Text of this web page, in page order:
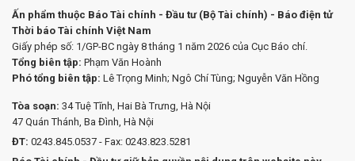
Ấn phẩm thuộc Báo Tài chính - Đầu tư (Bộ Tài chính) - Báo điện tử
Thời báo Tài chính Việt Nam
Giấy phép số: 1/GP-BC ngày 8 tháng 1 năm 2026 của Cục Báo chí.
Tổng biên tập: Phạm Văn Hoành
Phó tổng biên tập: Lê Trọng Minh; Ngô Chí Tùng; Nguyễn Văn Hồng
Tòa soạn: 34 Tuệ Tĩnh, Hai Bà Trưng, Hà Nội
47 Quán Thánh, Ba Đình, Hà Nội
ĐT: 0243.845.0537 - Fax: 0243.823.5281